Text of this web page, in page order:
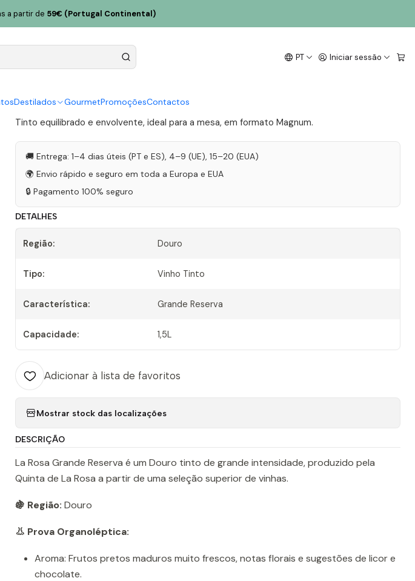
PT Iniciar sessão
Destilados GourmetPromoçõesContactos
a partir de 59€ (Portugal Continental)
Douro Tinto 1,5L
Quinta de la Rosa Grande Reserva
|
Tinto equilibrado e envolvente, ideal para a mesa, em formato Magnum.
🚚 Entrega: 1–4 dias úteis (PT e ES), 4–9 (UE), 15–20 (EUA)
🌍 Envio rápido e seguro em toda a Europa e EUA
🔒 Pagamento 100% seguro
DETALHES
Região: Douro
Tipo: Vinho Tinto
Característica: Grande Reserva
Capacidade: 1,5L
Adicionar à lista de favoritos
Mostrar stock das localizações
DESCRIÇÃO
La Rosa Grande Reserva é um Douro tinto de grande intensidade, produzido pela
Quinta de La Rosa a partir de uma seleção superior de vinhas.
🍇 Região: Douro
👃 Prova Organoléptica:
Aroma: Frutos pretos maduros muito frescos, notas florais e sugestões de licor e
chocolate.